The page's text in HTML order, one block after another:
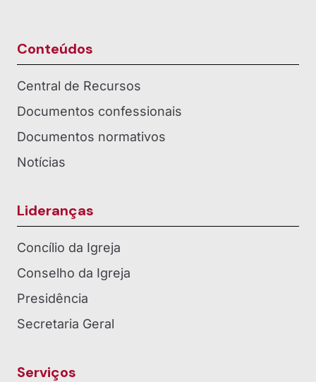
Conteúdos
Central de Recursos
Documentos confessionais
Documentos normativos
Notícias
Lideranças
Concílio da Igreja
Conselho da Igreja
Presidência
Secretaria Geral
Serviços